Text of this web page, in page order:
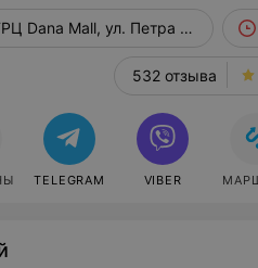
Dana Mall, ул. Петра
532 отзыва
TELEGRAM VIBER